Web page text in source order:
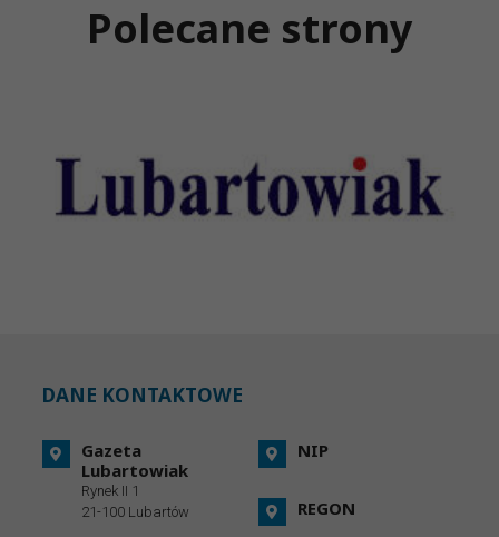
Polecane strony
DANE KONTAKTOWE
Gazeta
Lubartowiak
Rynek II 1
21-100 Lubartów
NIP
REGON